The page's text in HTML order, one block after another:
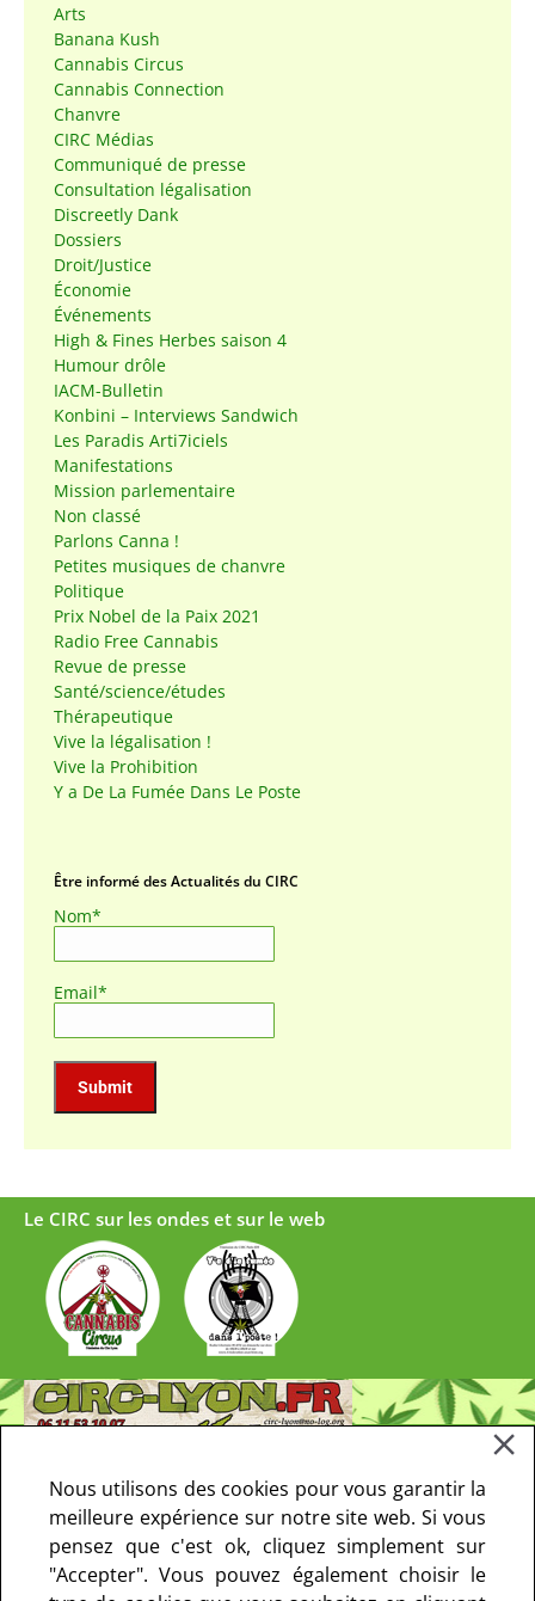
Arts
Banana Kush
Cannabis Circus
Cannabis Connection
Chanvre
CIRC Médias
Communiqué de presse
Consultation légalisation
Discreetly Dank
Dossiers
Droit/Justice
Économie
Événements
High & Fines Herbes saison 4
Humour drôle
IACM-Bulletin
Konbini – Interviews Sandwich
Les Paradis Arti7iciels
Manifestations
Mission parlementaire
Non classé
Parlons Canna !
Petites musiques de chanvre
Politique
Prix Nobel de la Paix 2021
Radio Free Cannabis
Revue de presse
Santé/science/études
Thérapeutique
Vive la légalisation !
Vive la Prohibition
Y a De La Fumée Dans Le Poste
Être informé des Actualités du CIRC
Nom*
Email*
Le CIRC sur les ondes et sur le web
Nous utilisons des cookies pour vous garantir la
meilleure expérience sur notre site web. Si vous
pensez que c'est ok, cliquez simplement sur
"Accepter". Vous pouvez également choisir le